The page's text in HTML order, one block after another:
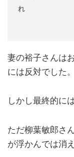
れ
妻の裕子さんは
には反対でした。
しかし最終的に
ただ柳葉敏郎さ
が浮かんでは消